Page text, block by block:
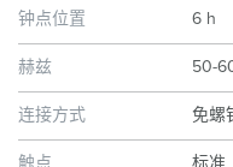
钟点位置 6 h
赫兹 50-
连接方式 免螺
触点 标准